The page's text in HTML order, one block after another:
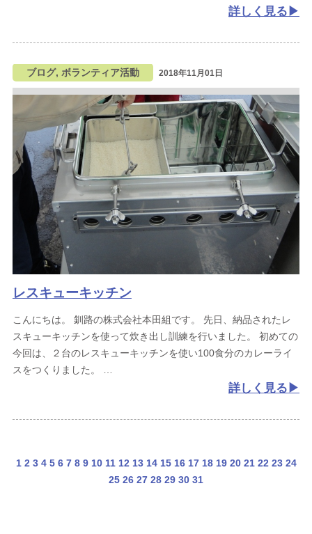
詳しく見る
ブログ, ボランティア活動 2018年11月01日
レスキューキッチン
こんにちは。 釧路の株式会社本田組です。
先日、納品されたレ
スキューキッチンを使って炊き出し訓練を行いました。
初めての
今回は、２台のレスキューキッチンを使い100食分のカレーライ
スをつくりました。
詳しく見る
1 2 3 4 5 6 7 8 9 10 11 12 13 14 15 16 17 18 19 20 21 22 23 24
25 26 27 28 29 30 31